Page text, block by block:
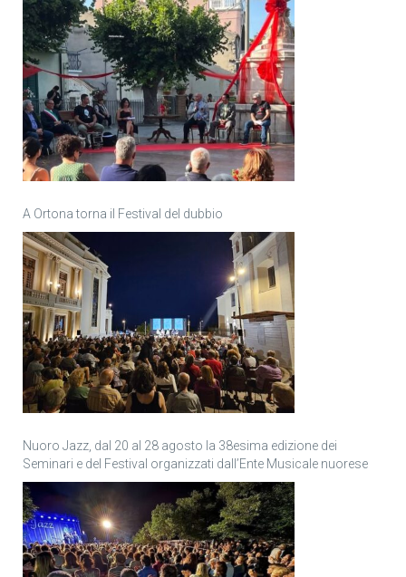
A Ortona torna il Festival del dubbio
Nuoro Jazz, dal 20 al 28 agosto la 38esima edizione dei
Seminari e del Festival organizzati dall’Ente Musicale nuorese